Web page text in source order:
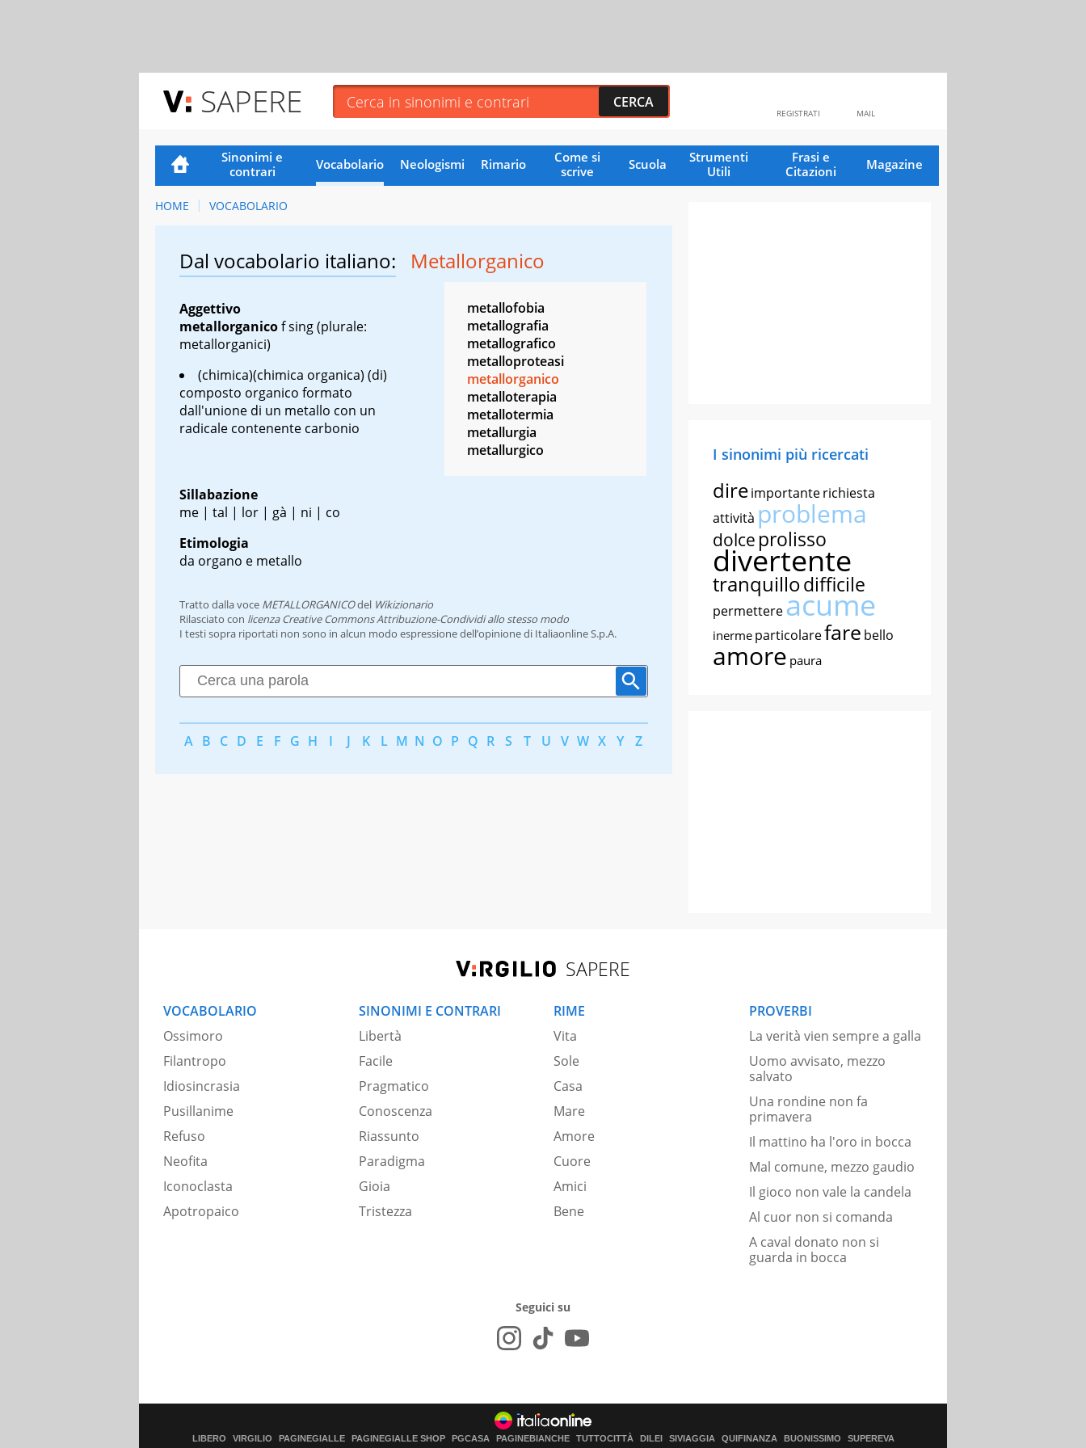
SAPERE MAIL
REGISTRATI
Sinonimi e
contrari
Vocabolario Neologismi Rimario
Come si
scrive
Scuola
Strumenti
Utili
Frasi e
Citazioni
Magazine
HOME VOCABOLARIO
Dal vocabolario italiano: Metallorganico
Aggettivo
metallorganicofsing(plurale:
metallorganici)
(chimica)(chimica organica) (di)
composto organico formato
dall'unione di un metallo con un
radicale contenente carbonio
Sillabazione
me | tal | lor | gà | ni | co
Etimologia
da organo e metallo
metallofobia
metallografia
metallografico
metalloproteasi
metallorganico
metalloterapia
metallotermia
metallurgia
metallurgico
Tratto dalla voce METALLORGANICOdel Wikizionario
Rilasciato con licenza Creative Commons Attribuzione-Condividi allo stesso modo
I testi sopra riportati non sono in alcun modo espressione dell’opinione di Italiaonline S.p.A.
A B C D E F G H I J K L M N O P Q R S T U V W X Y Z
I sinonimi più ricercati
direimportanterichiesta
attività problema
dolce prolisso
divertente
tranquillodifficile
permettereacume
inerme particolarefare bello
amore paura
SAPERE
VOCABOLARIO
Ossimoro
Filantropo
Idiosincrasia
Pusillanime
Refuso
Neofita
Iconoclasta
Apotropaico
SINONIMI E CONTRARI
Libertà
Facile
Pragmatico
Conoscenza
Riassunto
Paradigma
Gioia
Tristezza
RIME
Vita
Sole
Casa
Mare
Amore
Cuore
Amici
Bene
PROVERBI
La verità vien sempre a galla
Uomo avvisato, mezzo
salvato
Una rondine non fa
primavera
Il mattino ha l'oro in bocca
Mal comune, mezzo gaudio
Il gioco non vale la candela
Al cuor non si comanda
A caval donato non si
guarda in bocca
Seguici su
LIBERO VIRGILIO PAGINEGIALLE PAGINEGIALLE SHOP PGCASA PAGINEBIANCHE TUTTOCITTÀ DILEI SIVIAGGIA QUIFINANZA BUONISSIMO SUPEREVA